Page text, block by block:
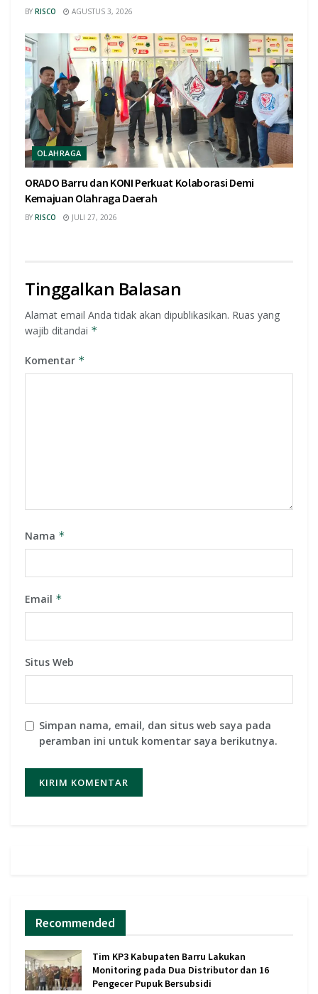
BY RISCO AGUSTUS 3, 2026
OLAHRAGA
ORADO Barru dan KONI Perkuat Kolaborasi Demi
Kemajuan Olahraga Daerah
BY RISCO JULI 27, 2026
Tinggalkan Balasan
Alamat email Anda tidak akan dipublikasikan. Ruas yang
wajib ditandai *
Komentar *
Nama *
Email *
Situs Web
Simpan nama, email, dan situs web saya pada
peramban ini untuk komentar saya berikutnya.
Recommended
Tim KP3 Kabupaten Barru Lakukan
Monitoring pada Dua Distributor dan 16
Pengecer Pupuk Bersubsidi